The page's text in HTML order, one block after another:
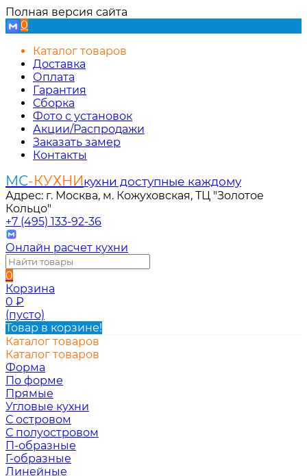
Полная версия сайта
0
Каталог товаров
Доставка
Оплата
Гарантия
Сборка
Фото с установок
Акции/Распродажи
Заказать замер
Контакты
МС-КУХНИкухни доступные каждому
Адрес: г. Москва, м. Кожуховская, ТЦ "Золотое
Кольцо"
+7 (495) 133-92-36
Онлайн расчет кухни
0
Корзина
0 ₽
(пусто)
Товар в корзине!
Каталог товаров
Каталог товаров
Форма
По форме
Прямые
Угловые кухни
С островом
С полуостровом
П-образные
Г-образные
Линейные